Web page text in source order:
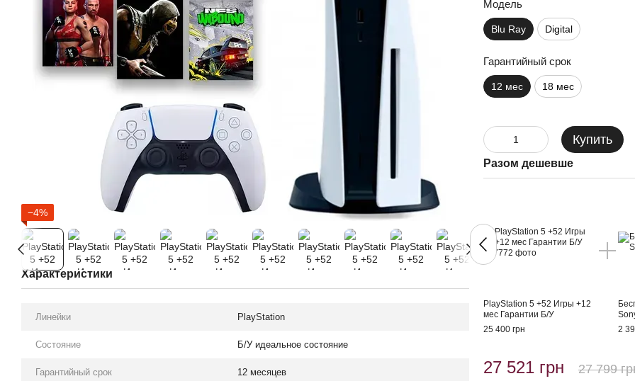
−4%
Характеристики
Линейки PlayStation
Состояние Б/У идеальное состояние
Гарантийный срок 12 месяцев
Модель
Blu Ray Digital
Гарантийный срок
12 мес 18 мес
Купить
Разом дешевше
PlayStation 5 +52 Игры +12
мес Гарантии Б/У
25 400 грн
2
27 521 грн 27 799